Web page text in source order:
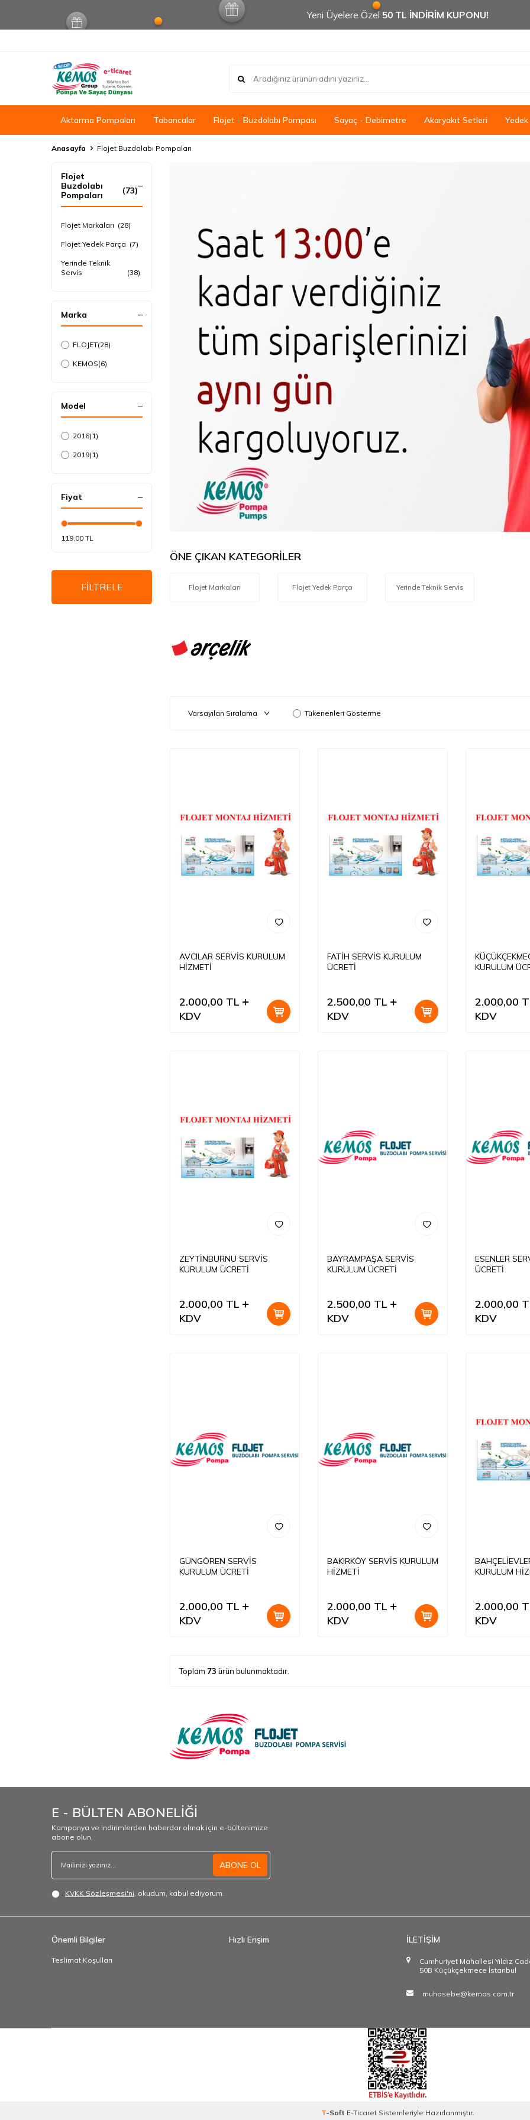
Yeni Üyelere Özel 50 TL İNDİRİM KUPONU!
Aktarma Pompaları Tabancalar Flojet - Buzdolabı Pompası Sayaç - Debimetre Akaryakıt Setleri
Anasayfa Flojet Buzdolabı Pompaları
Flojet
Buzdolabı
Pompaları
(73)
Flojet Markaları (28)
Flojet Yedek Parça (7)
Yerinde Teknik
Servis
(38)
Marka
FLOJET(28)
KEMOS(6)
Model
2016(1)
2019(1)
Fiyat
119,00 TL
FİLTRELE
ÖNE ÇIKAN KATEGORİLER
Flojet Markaları Flojet Yedek Parça Yerinde Teknik Servis
Tükenenleri Gösterme
AVCILAR SERVİS KURULUM
HİZMETİ
2.000,00 TL
KDV
FATİH SERVİS KURULUM
ÜCRETİ
2.500,00 TL
KDV
KURULUM
2.000,00
KDV
ZEYTİNBURNU SERVİS
KURULUM ÜCRETİ
2.000,00 TL
KDV
BAYRAMPAŞA SERVİS
KURULUM ÜCRETİ
2.500,00 TL
KDV
ESENLER
ÜCRETİ
2.000,00
KDV
GÜNGÖREN SERVİS
KURULUM ÜCRETİ
2.000,00 TL
KDV
BAKIRKÖY SERVİS KURULUM
HİZMETİ
2.000,00 TL
KDV
KURULUM
2.000,00
KDV
Toplam 73 ürün bulunmaktadır.
E - BÜLTEN ABONELİĞİ
Kampanya ve indirimlerden haberdar olmak için e-bültenimize
abone olun.
ABONE OL
KVKK Sözleşmesi'ni, okudum, kabul ediyorum.
Önemli Bilgiler
Teslimat Koşulları
Hızlı Erişim İLETİŞİM
Cumhuriyet Mahallesi Yıldız
50B Küçükçekmece İstanbul
muhasebe@kemos.com.tr
T-Soft E-TicaretSistemleriyle Hazırlanmıştır.